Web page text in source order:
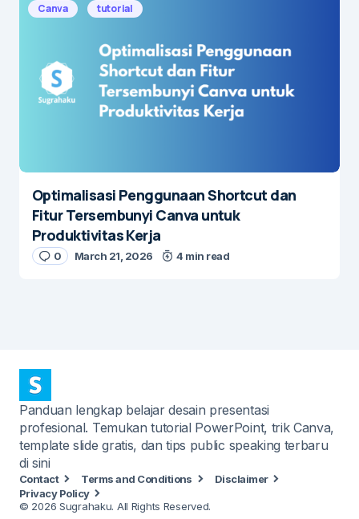
Canva tutorial
Optimalisasi Penggunaan Shortcut dan
Fitur Tersembunyi Canva untuk
Produktivitas Kerja
0 March 21, 2026 4 min read
Panduan lengkap belajar desain presentasi
profesional. Temukan tutorial PowerPoint, trik Canva,
template slide gratis, dan tips public speaking terbaru
di sini
Contact Terms and Conditions
Disclaimer
Privacy Policy
© 2026 Sugrahaku. All Rights Reserved.